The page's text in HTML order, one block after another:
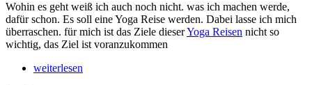
Wohin es geht weiß ich auch noch nicht. was ich machen werde,
dafür schon. Es soll eine Yoga Reise werden. Dabei lasse ich mich
überraschen. für mich ist das Ziele dieserYoga Reisen nicht so
wichtig, das Ziel ist voranzukommen
weiterlesen